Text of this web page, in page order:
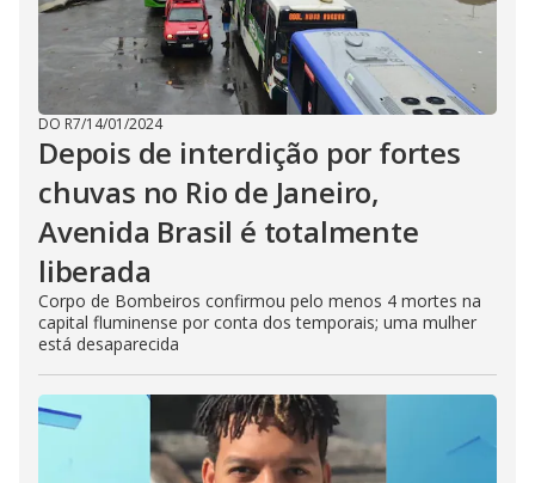
DO R7/14/01/2024
Depois de interdição por fortes
chuvas no Rio de Janeiro,
Avenida Brasil é totalmente
liberada
Corpo de Bombeiros confirmou pelo menos 4 mortes na
capital fluminense por conta dos temporais; uma mulher
está desaparecida